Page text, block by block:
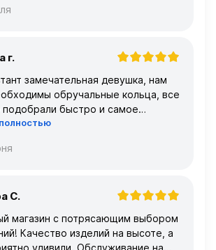
г.
замечательная девушка, нам
обручальные кольца, все
быстро и самое
что все подошло по размеру с
С.
магазин с потрясающим выбором
Качество изделий на высоте, а
удивили. Обслуживание на